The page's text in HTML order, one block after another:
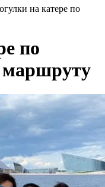
на катере по
по
маршруту